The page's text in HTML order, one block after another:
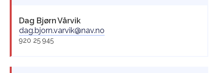
Dag BjørnVårvik
dag.bjorn.varvik@nav.no
920 25 945